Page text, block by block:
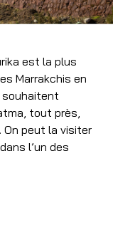
est la plus
Marrakchis en
souhaitent
tout près,
On peut la visiter
l’un des